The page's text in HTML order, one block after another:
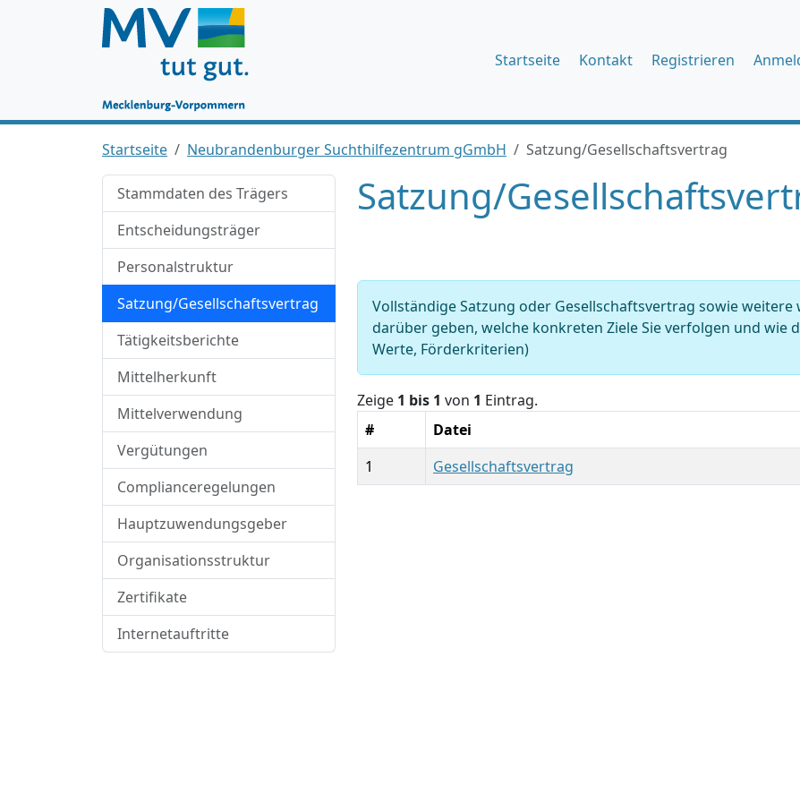
Startseite Kontakt Registrieren
Startseite Neubrandenburger Suchthilfezentrum gGmbH Satzung/Gesellschaftsvertrag
Stammdaten des Trägers
Entscheidungsträger
Personalstruktur
Satzung/Gesellschaftsvertrag
Tätigkeitsberichte
Mittelherkunft
Mittelverwendung
Vergütungen
Complianceregelungen
Hauptzuwendungsgeber
Organisationsstruktur
Zertifikate
Internetauftritte
Satzung/
Vollständige Satzung oder Gesellschaftsvertrag sowie
darüber geben, welche konkreten Ziele Sie verfolgen und wie
Werte, Förderkriterien)
Zeige 1 bis 1 von 1 Eintrag.
#
Datei
1
Gesellschaftsvertrag